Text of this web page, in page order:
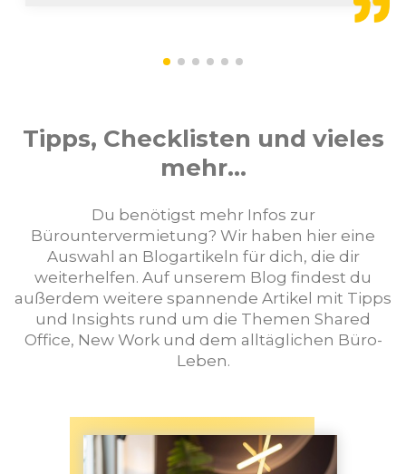
Tipps, Checklisten und vieles
mehr...
Du benötigst mehr Infos zur
Bürountervermietung? Wir haben hier eine
Auswahl an Blogartikeln für dich, die dir
weiterhelfen. Auf unserem Blog findest du
außerdem weitere spannende Artikel mit Tipps
und Insights rund um die Themen Shared
Office, New Work und dem alltäglichen Büro-
Leben.